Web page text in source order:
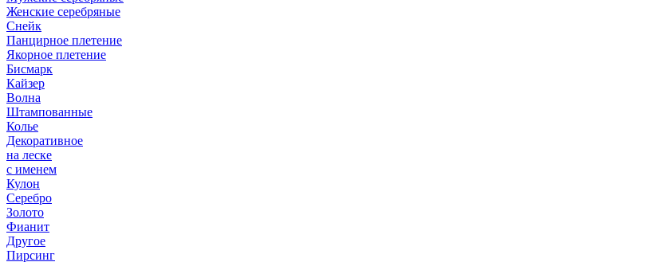
Женские серебряные
Снейк
Панцирное плетение
Якорное плетение
Бисмарк
Кайзер
Волна
Штампованные
Колье
Декоративное
на леске
с именем
Кулон
Серебро
Золото
Фианит
Другое
Пирсинг